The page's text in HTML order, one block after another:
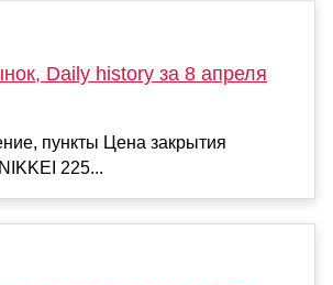
Daily history за 8 апреля
пункты Цена закрытия
225...